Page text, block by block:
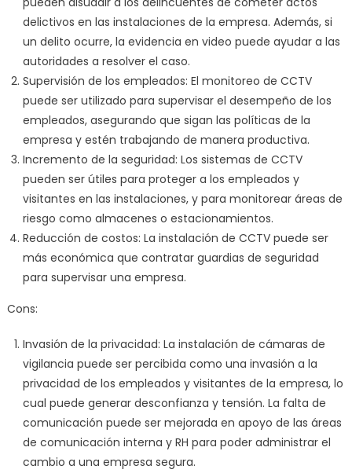
delictivos en las instalaciones de la empresa. Además, si
un delito ocurre, la evidencia en video puede ayudar a las
autoridades a resolver el caso.
Supervisión de los empleados: El monitoreo de CCTV
puede ser utilizado para supervisar el desempeño de los
empleados, asegurando que sigan las políticas de la
empresa y estén trabajando de manera productiva.
Incremento de la seguridad: Los sistemas de CCTV
pueden ser útiles para proteger a los empleados y
visitantes en las instalaciones, y para monitorear áreas de
riesgo como almacenes o estacionamientos.
Reducción de costos: La instalación de CCTV puede ser
más económica que contratar guardias de seguridad
para supervisar una empresa.
Cons:
Invasión de la privacidad: La instalación de cámaras de
vigilancia puede ser percibida como una invasión a la
privacidad de los empleados y visitantes de la empresa, lo
cual puede generar desconfianza y tensión. La falta de
comunicación puede ser mejorada en apoyo de las áreas
de comunicación interna y RH para poder administrar el
cambio a una empresa segura.